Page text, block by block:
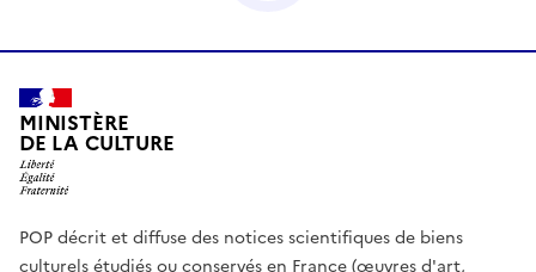
MINISTÈRE
DE LA CULTURE
POP décrit et diffuse des notices scientifiques de biens
culturels étudiés ou conservés en France (œuvres d'art,